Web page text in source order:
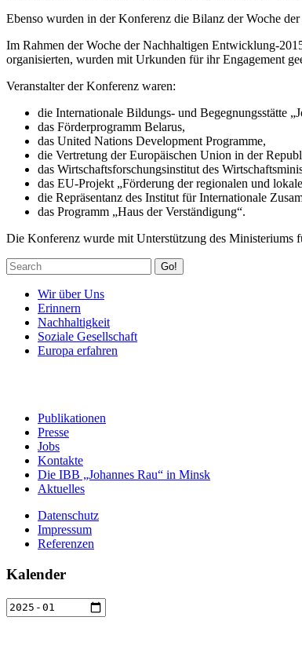
Ebenso wurden in der Konferenz die Bilanz der Woche
Im Rahmen der Woche der Nachhaltigen Entwicklung-
organisierten, wurden mit Urkunden für ihr Engagement
Veranstalter der Konferenz waren:
die Internationale Bildungs- und Begegnungsstätte
das Förderprogramm Belarus,
das United Nations Development Programme,
die Vertretung der Europäischen Union in der
das Wirtschaftsforschungsinstitut des
das EU-Projekt „Förderung der regionalen und
die Repräsentanz des Institut für Internationale
das Programm „Haus der Verständigung“.
Die Konferenz wurde mit Unterstützung des Ministeriums
Go!
Wir über Uns
Erinnern
Nachhaltigkeit
Soziale Gesellschaft
Europa erfahren
Publikationen
Presse
Jobs
Kontakte
Die IBB „Johannes Rau“ in Minsk
Aktuelles
Datenschutz
Impressum
Referenzen
Kalender